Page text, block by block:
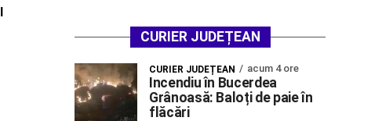
CURIER JUDEȚEAN
CURIER JUDEȚEAN acum 4 ore
Incendiu în Bucerdea
Grânoasă: Baloți de paie în
flăcări